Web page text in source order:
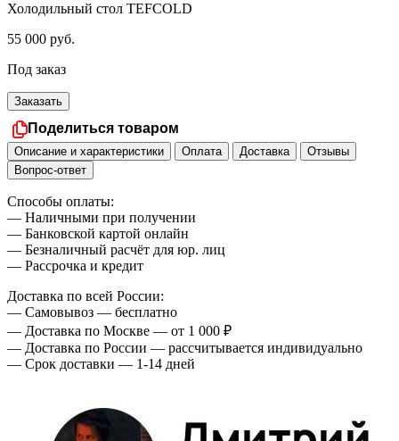
Холодильный стол TEFCOLD
55 000 руб.
Под заказ
Заказать
Поделиться товаром
Описание и характеристики Оплата Доставка
Отзывы
Вопрос-ответ
Способы оплаты:
— Наличными при получении
— Банковской картой онлайн
— Безналичный расчёт для юр. лиц
— Рассрочка и кредит
Доставка по всей России:
— Самовывоз — бесплатно
— Доставка по Москве — от 1 000 ₽
— Доставка по России — рассчитывается индивидуально
— Срок доставки — 1-14 дней